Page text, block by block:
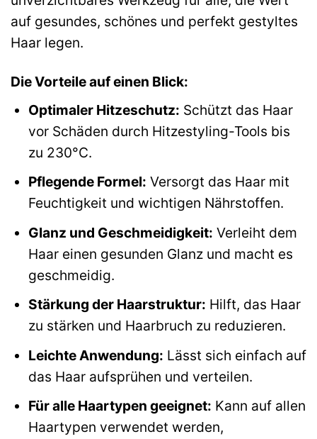
auf gesundes, schönes und perfekt gestyltes
Haar legen.
Die Vorteile auf einen Blick:
Optimaler Hitzeschutz: Schützt das Haar
vor Schäden durch Hitzestyling-Tools bis
zu 230°C.
Pflegende Formel: Versorgt das Haar mit
Feuchtigkeit und wichtigen Nährstoffen.
Glanz und Geschmeidigkeit: Verleiht dem
Haar einen gesunden Glanz und macht es
geschmeidig.
Stärkung der Haarstruktur: Hilft, das Haar
zu stärken und Haarbruch zu reduzieren.
Leichte Anwendung: Lässt sich einfach auf
das Haar aufsprühen und verteilen.
Für alle Haartypen geeignet: Kann auf allen
Haartypen verwendet werden,